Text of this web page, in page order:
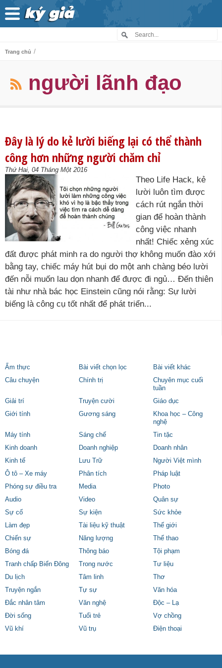
Trang chủ /
người lãnh đạo
Đây là lý do kẻ lười biếng lại có thể thành
công hơn những người chăm chỉ
Thứ Hai, 04 Tháng Một 2016
Theo Life Hack, kẻ
lười luôn tìm được
cách rút ngắn thời
gian để hoàn thành
công việc nhanh
nhất! Chiếc xẻng xúc
đất được phát minh ra do người thợ không muốn đào xới
bằng tay, chiếc máy hút bụi do một anh chàng béo lười
đến nỗi muốn lau dọn nhanh để được đi ngủ… Đến thiên
tài như nhà bác học Einstein cũng nói rằng: Sự lười
biếng là công cụ tốt nhất để phát triển...
Ẩm thực Bài viết chọn lọc
Bài viết khác
Câu chuyện
Chính trị
Chuyên mục cuối
tuần
Giải trí
Truyện cười
Giáo dục
Giới tính
Gương sáng
Khoa học – Công
nghệ
Máy tính
Sáng chế
Tin tặc
Kinh doanh
Doanh nghiệp
Doanh nhân
Kinh tế
Lưu Trữ
Người Việt mình
Ô tô – Xe máy
Phân tích
Pháp luật
Phóng sự điều tra
Media
Photo
Audio
Video
Quân sự
Sự cố
Sự kiện
Sức khỏe
Làm đẹp
Tài liệu kỹ thuật
Thế giới
Chiến sự
Năng lượng
Thể thao
Bóng đá
Thông báo
Tội phạm
Tranh chấp Biển Đông
Trong nước
Tư liệu
Du lịch
Tâm linh
Thơ
Truyện ngắn
Tự sự
Văn hóa
Đắc nhân tâm
Văn nghệ
Độc – Lạ
Đời sống
Tuổi trẻ
Vợ chồng
Vũ khí
Vũ trụ Điện thoại